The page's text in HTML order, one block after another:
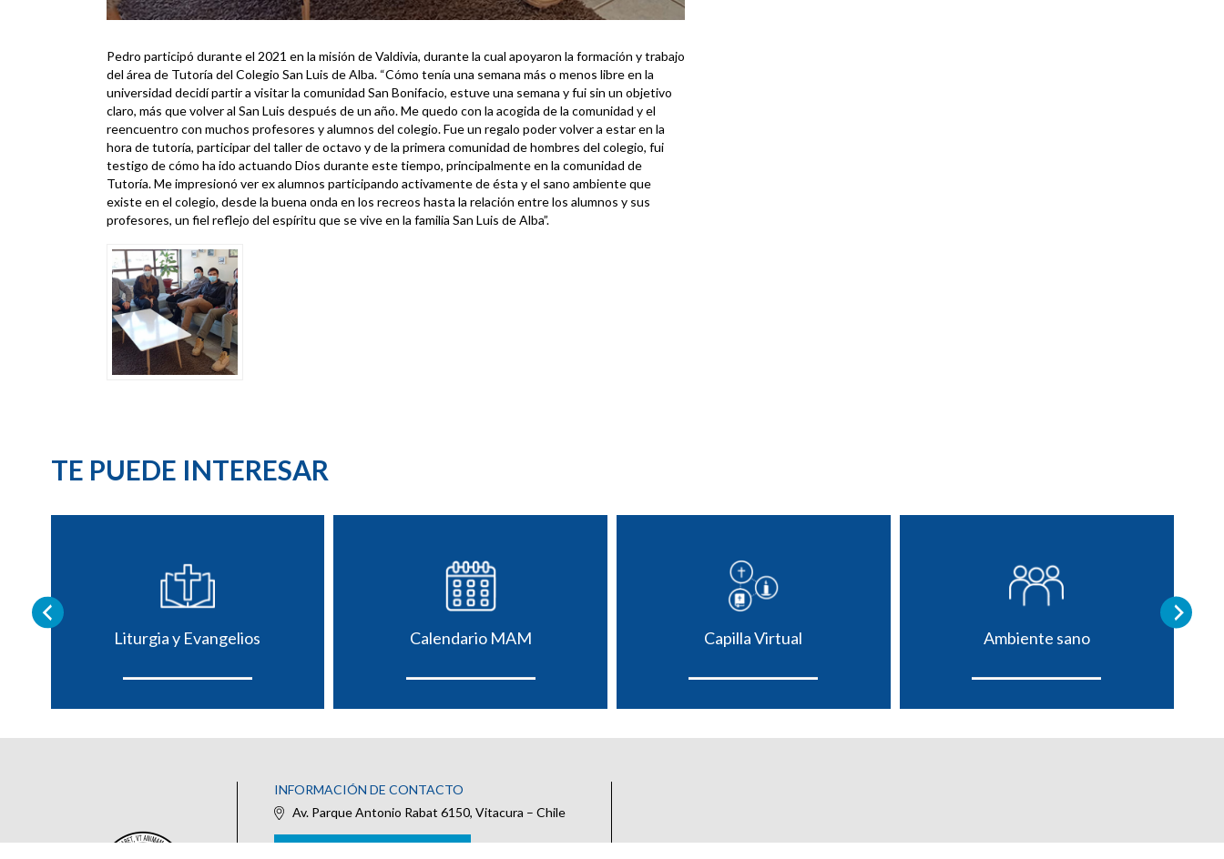
Pedro participó durante el 2021 en la misión de Valdivia, durante la cual apoyaron la formación y trabajo
del área de Tutoría del Colegio San Luis de Alba. “Cómo tenía una semana más o menos libre en la
universidad decidí partir a visitar la comunidad San Bonifacio, estuve una semana y fui sin un objetivo
claro, más que volver al San Luis después de un año. Me quedo con la acogida de la comunidad y el
reencuentro con muchos profesores y alumnos del colegio. Fue un regalo poder volver a estar en la
hora de tutoría, participar del taller de octavo y de la primera comunidad de hombres del colegio, fui
testigo de cómo ha ido actuando Dios durante este tiempo, principalmente en la comunidad de
Tutoría. Me impresionó ver ex alumnos participando activamente de ésta y el sano ambiente que
existe en el colegio, desde la buena onda en los recreos hasta la relación entre los alumnos y sus
profesores, un fiel reflejo del espíritu que se vive en la familia San Luis de Alba”.
TE PUEDE INTERESAR
Liturgia y Evangelios Calendario MAM Capilla Virtual Ambiente sano
INFORMACIÓN DE CONTACTO
Av. Parque Antonio Rabat 6150, Vitacura – Chile